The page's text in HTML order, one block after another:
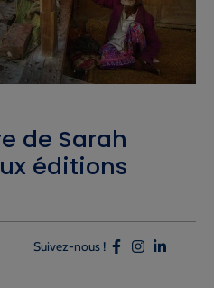
de Sarah
éditions
Suivez-nous !